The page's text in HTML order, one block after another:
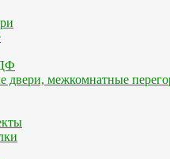
двери, межкомнатные